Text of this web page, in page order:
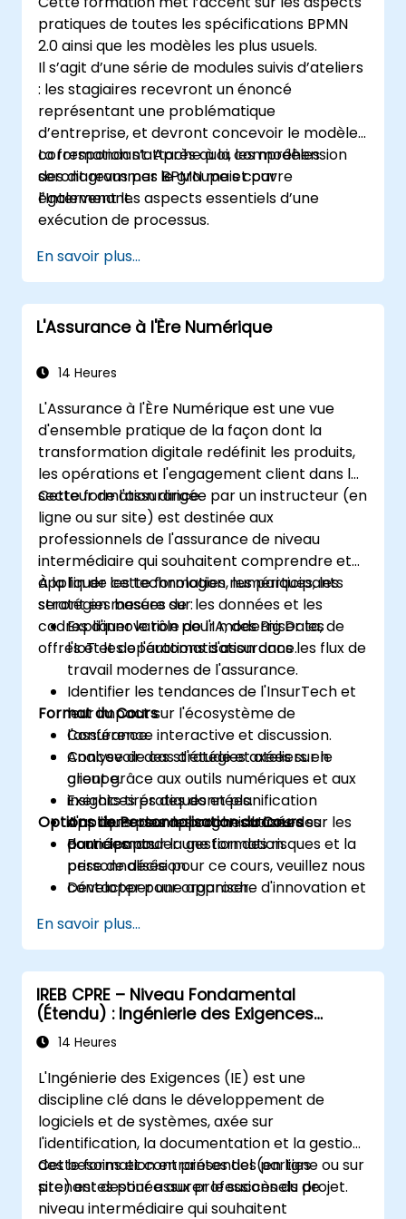
pratiques de toutes les spécifications BPMN
2.0 ainsi que les modèles les plus usuels.
Il s’agit d’une série de modules suivis d’ateliers
: les stagiaires recevront un énoncé
représentant une problématique
d’entreprise, et devront concevoir le modèle
correspondant. Après quoi, les modèles
seront revus par le groupe et par
l’Intervenant.
La formation s’attache à la compréhension
des diagrammes BPMN mais couvre
également les aspects essentiels d’une
exécution de processus.
En savoir plus...
L'Assurance à l'Ère Numérique
14 Heures
L'Assurance à l'Ère Numérique est une vue
d'ensemble pratique de la façon dont la
transformation digitale redéfinit les produits,
les opérations et l'engagement client dans le
secteur de l'assurance.
Cette formation dirigée par un instructeur (en
ligne ou sur site) est destinée aux
professionnels de l'assurance de niveau
intermédiaire qui souhaitent comprendre et
appliquer les technologies numériques, les
stratégies basées sur les données et les
cadres d'innovation pour moderniser les
offres et les opérations d'assurance.
À la fin de cette formation, les participants
seront en mesure de :
Expliquer le rôle de l'IA, des Big Data, de
l'IoT et de l'automatisation dans les flux de
travail modernes de l'assurance.
Identifier les tendances de l'InsurTech et
leur impact sur l'écosystème de
l'assurance.
Concevoir des stratégies axées sur le
client grâce aux outils numériques et aux
insights tirés des données.
Appliquer des approches basées sur les
données pour la gestion des risques et la
prise de décision.
Développer une approche d'innovation et
assureurs.
Évaluer des études de cas réels et
traduire les leçons apprises en initiatives
locales.
Format du Cours
Conférence interactive et discussion.
Analyse de cas d'étude et ateliers en
groupe.
Exercices pratiques et planification
d'actions pour les organisations des
participants.
Options de Personnalisation du Cours
Pour demander une formation
personnalisée pour ce cours, veuillez nous
contacter pour organiser.
En savoir plus...
IREB CPRE – Niveau Fondamental
(Étendu) : Ingénierie des Exigences
Pratique et Préparation à la Certification
14 Heures
L'Ingénierie des Exigences (IE) est une
discipline clé dans le développement de
logiciels et de systèmes, axée sur
l'identification, la documentation et la gestion
des besoins et contraintes des parties
prenantes pour assurer le succès du projet.
Cette formation en présentiel (en ligne ou sur
site) est destinée aux professionnels de
niveau intermédiaire qui souhaitent